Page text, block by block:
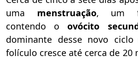
uma menstruação, um
contendo oovócito
dominante desse novo ciclo
folículo cresce até cerca de 20